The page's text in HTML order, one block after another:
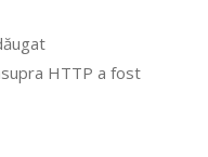
HTTP a fost